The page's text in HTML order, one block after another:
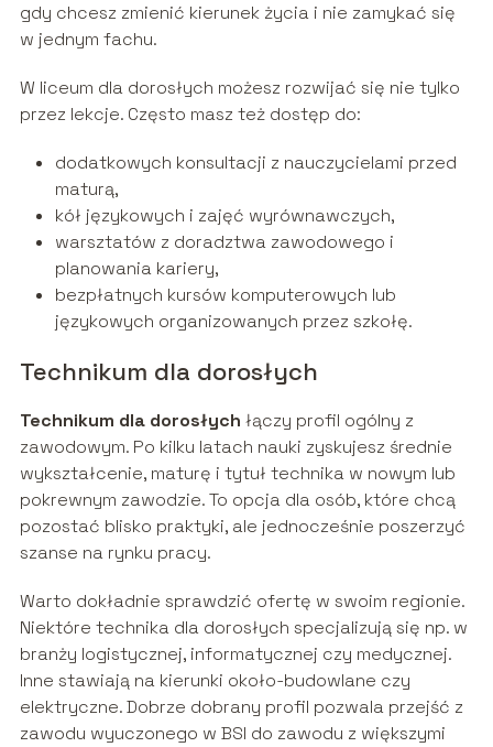
gdy chcesz zmienić kierunek życia i nie zamykać się
w jednym fachu.
W liceum dla dorosłych możesz rozwijać się nie tylko
przez lekcje. Często masz też dostęp do:
dodatkowych konsultacji z nauczycielami przed
maturą,
kół językowych i zajęć wyrównawczych,
warsztatów z doradztwa zawodowego i
planowania kariery,
bezpłatnych kursów komputerowych lub
językowych organizowanych przez szkołę.
Technikum dla dorosłych
Technikum dla dorosłych łączy profil ogólny z
zawodowym. Po kilku latach nauki zyskujesz średnie
wykształcenie, maturę i tytuł technika w nowym lub
pokrewnym zawodzie. To opcja dla osób, które chcą
pozostać blisko praktyki, ale jednocześnie poszerzyć
szanse na rynku pracy.
Warto dokładnie sprawdzić ofertę w swoim regionie.
Niektóre technika dla dorosłych specjalizują się np. w
branży logistycznej, informatycznej czy medycznej.
Inne stawiają na kierunki około-budowlane czy
elektryczne. Dobrze dobrany profil pozwala przejść z
zawodu wyuczonego w BSI do zawodu z większymi